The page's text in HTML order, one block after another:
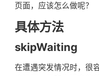
页面，应该怎么做呢？
具体方法
skipWaiting
在遭遇突发情况时，很